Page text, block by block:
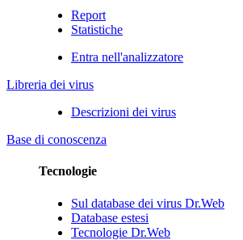
Report
Statistiche
Entra nell'analizzatore
Libreria dei virus
Descrizioni dei virus
Base di conoscenza
Tecnologie
Sul database dei virus Dr.Web
Database estesi
Tecnologie Dr.Web